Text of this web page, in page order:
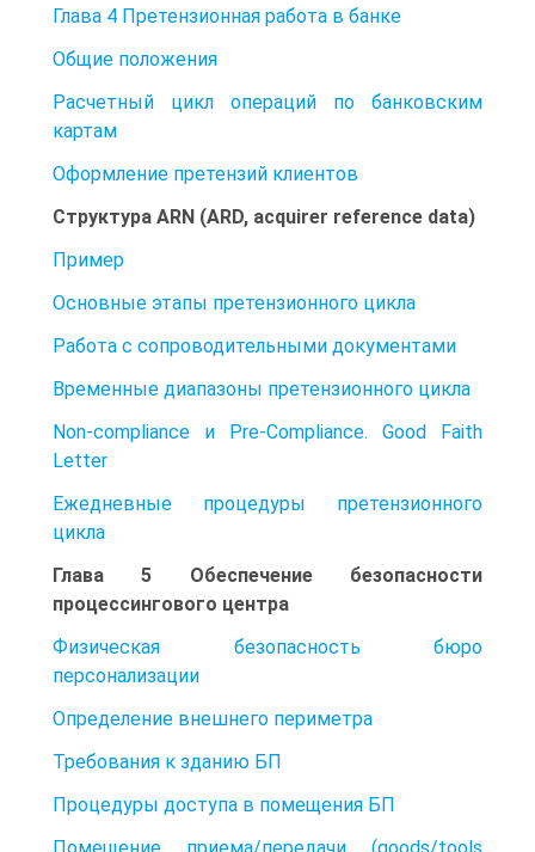
Глава 4 Претензионная работа в банке
Общие положения
Расчетный цикл операций по банковским
картам
Оформление претензий клиентов
Структура ARN (ARD, acquirer reference data)
Пример
Основные этапы претензионного цикла
Работа с сопроводительными документами
Временные диапазоны претензионного цикла
Non-compliance и Pre-Compliance. Good Faith
Letter
Ежедневные процедуры претензионного
цикла
Глава 5 Обеспечение безопасности
процессингового центра
Физическая безопасность бюро
персонализации
Определение внешнего периметра
Требования к зданию БП
Процедуры доступа в помещения БП